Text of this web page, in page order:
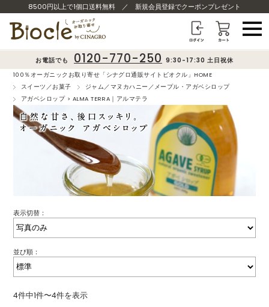
8500円以上で1個口送料無料 ／ 新規会員登録でクーポンプレゼント
お電話でも 0120-770-250 9:30-17:30 土日祝休
100％オーガニックお取り寄せ「シナグロ通販サイトビオクル」HOME
スイーツ／お菓子
ジャム／マヌカハニー／メープル・アガベシロップ
アガベシロップ > ALMA TERRA｜アルマテラ
表示切替：
並び順：
4件中1件〜4件を表示